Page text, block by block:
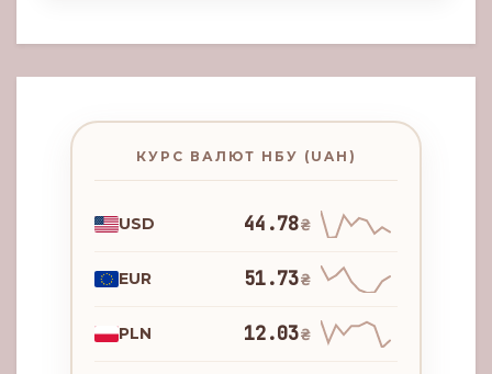
КУРС ВАЛЮТ НБУ (UAH)
USD 44.78₴
EUR 51.73₴
PLN 12.03₴